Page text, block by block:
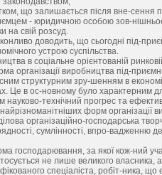
що залишається після вне-сення
- юридичною особою зов-
на свій розсуд.
доводить, що сьогодні під-
устрою суспільства.
в соціальне орієнтованій
організації виробництва під-
структурним зру-шенням в
Це в ос-новному було характерним
технічний прогрес та
форм організації
організаційно-господарська
сумлінності, впро-вадженню
господарювання, за якої кож-ний
не лише великого власника,
спеціаліста, робіт-ника,